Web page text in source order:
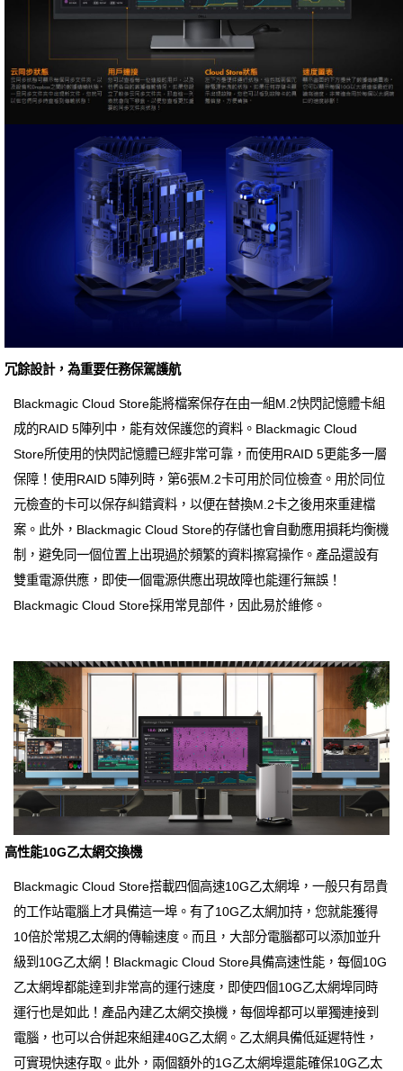
冗餘設計，為重要任務保駕護航
Blackmagic Cloud Store能將檔案保存在由一組M.2快閃記憶體卡組
成的RAID 5陣列中，能有效保護您的資料。Blackmagic Cloud
Store所使用的快閃記憶體已經非常可靠，而使用RAID 5更能多一層
保障！使用RAID 5陣列時，第6張M.2卡可用於同位檢查。用於同位
元檢查的卡可以保存糾錯資料，以便在替換M.2卡之後用來重建檔
案。此外，Blackmagic Cloud Store的存儲也會自動應用損耗均衡機
制，避免同一個位置上出現過於頻繁的資料擦寫操作。產品還設有
雙重電源供應，即使一個電源供應出現故障也能運行無誤！
Blackmagic Cloud Store採用常見部件，因此易於維修。
高性能10G乙太網交換機
Blackmagic Cloud Store搭載四個高速10G乙太網埠，一般只有昂貴
的工作站電腦上才具備這一埠。有了10G乙太網加持，您就能獲得
10倍於常規乙太網的傳輸速度。而且，大部分電腦都可以添加並升
級到10G乙太網！Blackmagic Cloud Store具備高速性能，每個10G
乙太網埠都能達到非常高的運行速度，即使四個10G乙太網埠同時
運行也是如此！產品內建乙太網交換機，每個埠都可以單獨連接到
電腦，也可以合併起來組建40G乙太網。乙太網具備低延遲特性，
可實現快速存取。此外，兩個額外的1G乙太網埠還能確保10G乙太